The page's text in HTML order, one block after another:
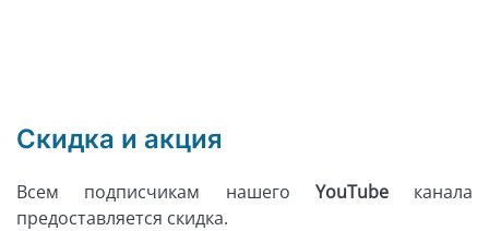
Скидка и акция
Всем подписчикам нашего YouTubeканала
предоставляется скидка.